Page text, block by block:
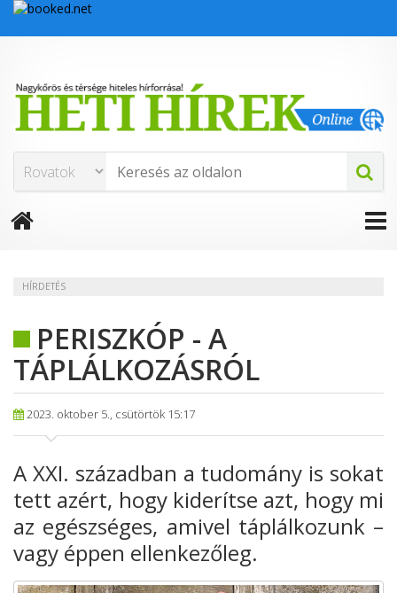
HÍRDETÉS
PERISZKÓP - A
TÁPLÁLKOZÁSRÓL
2023. oktober 5., csütörtök 15:17
A XXI. században a tudomány is sokat
tett azért, hogy kiderítse azt, hogy mi
az egészséges, amivel táplálkozunk –
vagy éppen ellenkezőleg.